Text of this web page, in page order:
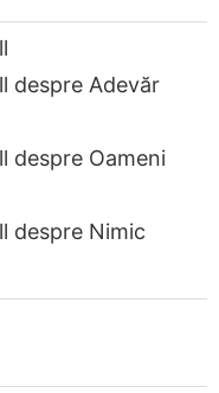
despre Adevăr
despre Oameni
despre Nimic